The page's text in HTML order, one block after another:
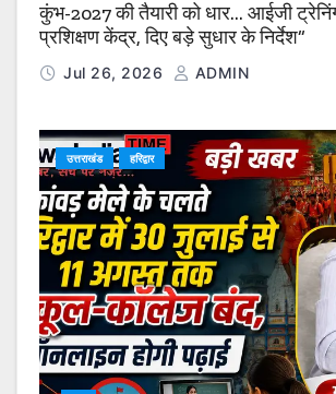
कुंभ-2027 की तैयारी को धार… आईजी
प्रशिक्षण केंद्र, दिए बड़े सुधार के निर्देश”
Jul 26, 2026 ADMIN
उत्तराखंड हरिद्वार